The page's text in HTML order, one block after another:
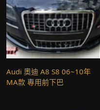
Audi 奧迪 A8 S8 06~10年
MA款 專用前下巴